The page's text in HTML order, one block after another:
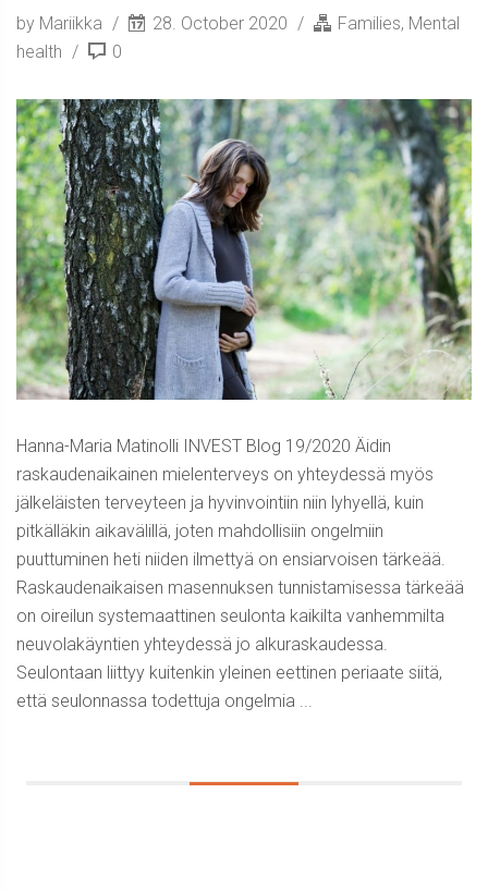
by Mariikka 28. October 2020 Families, Mental
health
0
Hanna-Maria Matinolli INVEST Blog 19/2020 Äidin
raskaudenaikainen mielenterveys on yhteydessä myös
jälkeläisten terveyteen ja hyvinvointiin niin lyhyellä, kuin
pitkälläkin aikavälillä, joten mahdollisiin ongelmiin
puuttuminen heti niiden ilmettyä on ensiarvoisen tärkeää.
Raskaudenaikaisen masennuksen tunnistamisessa tärkeää
on oireilun systemaattinen seulonta kaikilta vanhemmilta
neuvolakäyntien yhteydessä jo alkuraskaudessa.
Seulontaan liittyy kuitenkin yleinen eettinen periaate siitä,
että seulonnassa todettuja ongelmia ...